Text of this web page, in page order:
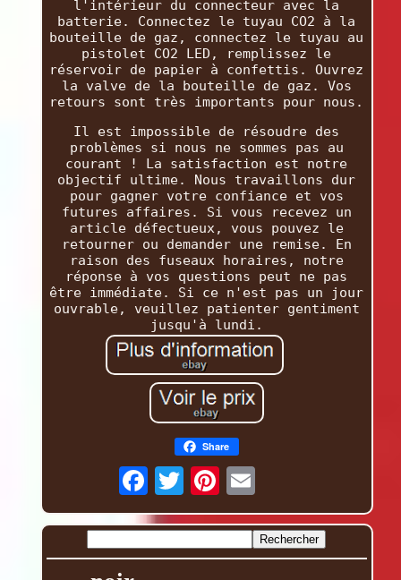
l'intérieur du connecteur avec la
batterie. Connectez le tuyau CO2 à la
bouteille de gaz, connectez le tuyau au
pistolet CO2 LED, remplissez le
réservoir de papier à confettis. Ouvrez
la valve de la bouteille de gaz. Vos
retours sont très importants pour nous.
Il est impossible de résoudre des
problèmes si nous ne sommes pas au
courant ! La satisfaction est notre
objectif ultime. Nous travaillons dur
pour gagner votre confiance et vos
futures affaires. Si vous recevez un
article défectueux, vous pouvez le
retourner ou demander une remise. En
raison des fuseaux horaires, notre
réponse à vos questions peut ne pas
être immédiate. Si ce n'est pas un jour
ouvrable, veuillez patienter gentiment
jusqu'à lundi.
Share